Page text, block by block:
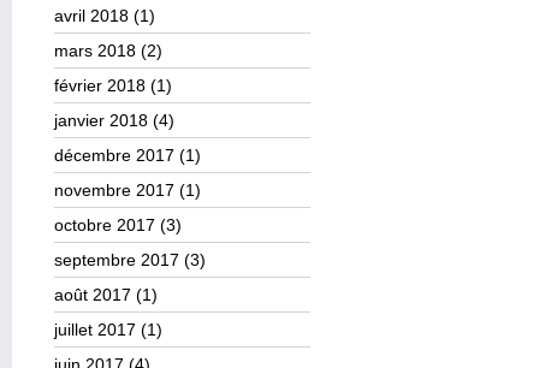
avril 2018 (1)
mars 2018 (2)
février 2018 (1)
janvier 2018 (4)
décembre 2017 (1)
novembre 2017 (1)
octobre 2017 (3)
septembre 2017 (3)
août 2017 (1)
juillet 2017 (1)